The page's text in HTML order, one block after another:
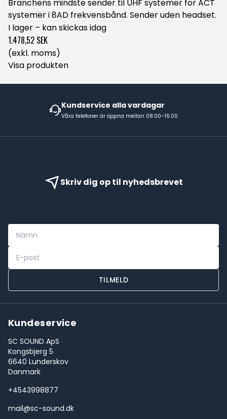
Branchens mindste sender til UHF systemer for ACT
systemer i 8AD frekvensbånd. Sender uden headset.
I lager – kan skickas idag
1.478,52 SEK
(exkl. moms)
Visa produkten
Kundservice alla vardagar
Våra telefoner är öppna mellan 08:00–16:00
Skriv dig op til nyhedsbrevet
TILMELD
Kundeservice
SC SOUND ApS
Kongsbjerg 5
6640 Lunderskov
Danmark
+4543998877
mail@sc-sound.dk